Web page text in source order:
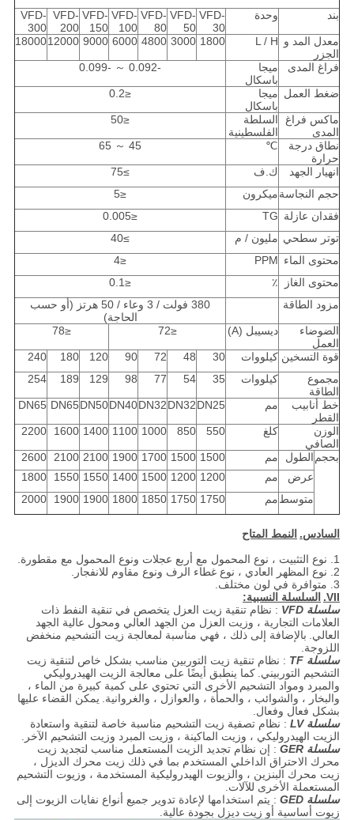
بند وحدة
VFD-
30
VFD-
50
VFD-
80
VFD-
100
VFD-
150
VFD-
200
VFD-
300
معدل المد و
الجزر
L / H
1800
3000
4800
6000
9000
12000
18000
فراغ المدى
ميجا
باسكال
-0.092 ～ -0.099
ضغط العمل ميجا
باسكال
≤0.2
ماكس فراغ
المدى
السلطة
الفلسطينية
≤50
نطاق درجة
حرارة
℃
45 ～ 65
انهيار الجهد ك.ف
≥75
حجم النجاسةميكرون
≤5
فقدان عازلة TG
≤0.005
توتر سطحي مليون / م
≥40
محتوى الماء PPM
≤4
محتوى الغاز
٪
≤0.1
مزود الطاقة
380 فولت / 3 وعاء / 50 هرتز (أو حسب
الحاجة)
الضوضاء
العمل
ديسيبل (A) ≤72
≤78
قوة التسخين كيلووات 30
48
72
90
120
180
240
مجموع
الطاقة
كيلووات 35
54
77
98
129
189
254
خط أنابيب
القطر
مم DN25
DN32
DN32
DN40
DN50
DN65
DN65
الوزن
الصافي
كلغ 550
850
1000
1100
1400
1600
2200
بحجمالطول مم 1500
1500
1700
1900
2100
2100
2600
عرض
مم 1200
1200
1500
1400
1550
1550
1800
متوسطمم 1750
1750
1850
1800
1900
1900
2000
السادس. النمط المتاح
1. نوع التثبيت ، نوع المحمول مع أربع عجلات ونوع المحمول مع مقطورة.
2. نوع المظهر العادي ، نوع غطاء الرف ونوع مقاوم للانفجار.
3. متوافرة في لون مختلف.
VII.
السلسلة النسبية:
سلسلة VFD
: نظام تنقية زيت العزل يتخصص في تنقية النفط ذات
العلامات التجارية ، وزيت العزل من الجهد العالي ومحول عالية الجهد
العالي. بالإضافة إلى ذلك ، فهي مناسبة لمعالجة زيت التشحيم منخفض
اللزوجة.
سلسلة TF
: نظام تنقية زيت التوربين مناسب بشكل خاص لتنقية زيت
التشحيم التوربيني. كما ينطبق أيضًا على معالجة الزيت الهيدروليكي
والمبرد ومواد التشحيم الأخرى التي تحتوي على كمية كبيرة من الماء ،
والبخار ، والشوائب ، والحمأة ، والعوازل ، والغروانية. يمكن القضاء عليها
بشكل فعال وفعال.
سلسلة LV
: نظام تصفية زيت التشحيم مناسبة خاصة لتنقية واستعادة
الزيت الهيدروليكي ، وزيت الماكينة ، وزيت المبرد وزيت التشحيم الآخر.
سلسلة GER
: إن نظام تجديد الزيت المستعمل مناسب لتجديد زيت
محرك الاحتراق الداخلي المستخدم بما في ذلك زيت محرك الديزل ،
زيت محرك البنزين ، والزيوت الهيدروليكية المستخدمة ، وزيوت التشحيم
المستعملة الأخرى للآلات.
سلسلة GED
: يتم استخدامها لإعادة تدوير جميع أنواع نفايات الزيوت إلى
زيوت أساسية أو زيت ديزل بجودة عالية.